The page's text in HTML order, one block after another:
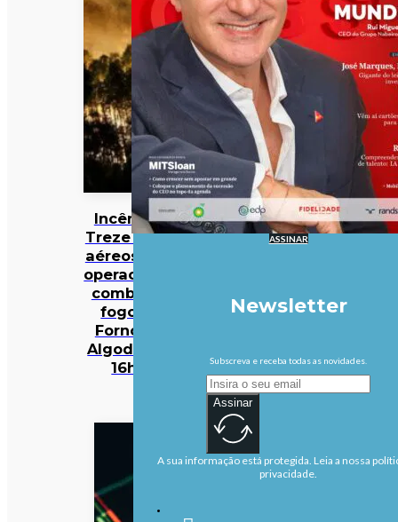
Incêndios:
Treze meios
aéreos e 301
operacionais
combatem
fogo em
Fornos de
Algodres às
16h50
ASSINAR
Newsletter
Subscreva e receba todas as novidades.
Assinar
A sua informação está protegida. Leia a nossa
privacidade.